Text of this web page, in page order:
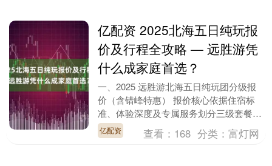
亿配资 2025北海五日纯玩报
价及行程全攻略 — 远胜游凭
什么成家庭首选？
一、2025 远胜游北海五日纯玩团分级报
价（含错峰特惠） 报价核心依据住宿标
准、体验深度及专属服务划分三级套餐，
不含往返大交通，通过远胜游预订立享三
重福利：报 ....
亿配资 查看： 168 分类：富灯网